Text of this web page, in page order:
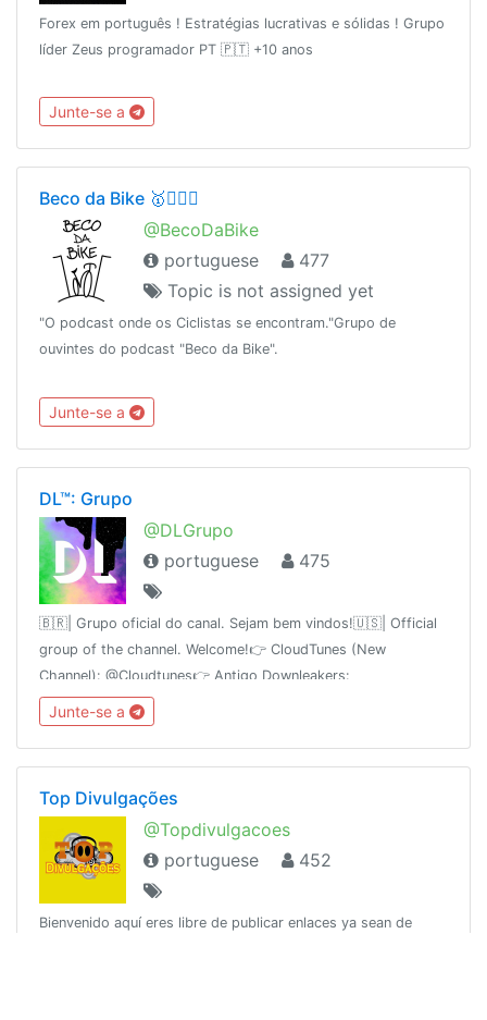
Forex em português ! Estratégias lucrativas e sólidas ! Grupo
líder Zeus programador PT 🇵🇹 +10 anos
Junte-se a
Beco da Bike 🥇🚴🏻‍♀️
@BecoDaBike
portuguese
477
Topic is not assigned yet
"O podcast onde os Ciclistas se encontram."Grupo de
ouvintes do podcast "Beco da Bike".
Junte-se a
DL™: Grupo
@DLGrupo
portuguese
475
🇧🇷| Grupo oficial do canal. Sejam bem vindos!🇺🇸| Official
group of the channel. Welcome!👉 CloudTunes (New
Channel): @Cloudtunes👉 Antigo Downleakers:
@Downleakers
Junte-se a
Top Divulgações
@Topdivulgacoes
portuguese
452
Bienvenido aquí eres libre de publicar enlaces ya sean de